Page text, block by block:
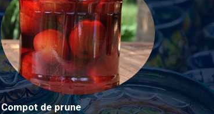
Compot de prune